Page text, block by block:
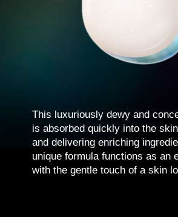
This luxuriously dewy and
is absorbed quickly into the
and delivering enriching
unique formula functions as an
with the gentle touch of a skin